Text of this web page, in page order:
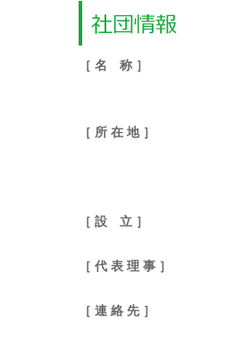
［ 名 称 ］
［ 所 在 地 ］
［ 設 立 ］
［ 代 表 理 事 ］
［ 連 絡 先 ］